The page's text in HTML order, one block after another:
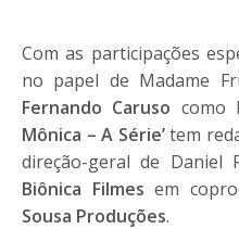
Com as participações
no papel de Madame
Fernando Caruso como
Mônica – A Série’tem
direção-geral de Daniel
Biônica Filmes em
Sousa Produções.